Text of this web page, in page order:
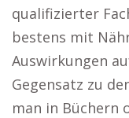
qualifizierter
bestens mit
Auswirkungen
Gegensatz zu
man in